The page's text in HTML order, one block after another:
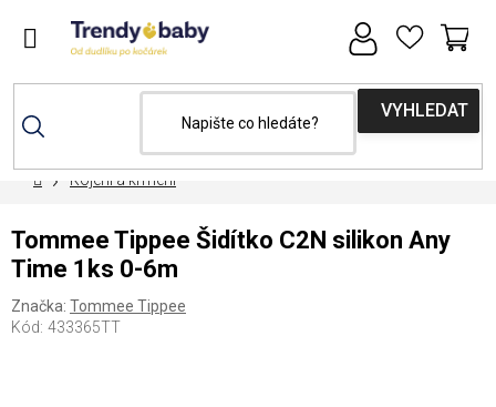
DomůKojení a krmení
Tommee Tippee Šidítko C2N silikon Any
Time 1ks 0-6m
Značka: Tommee Tippee
Kód: 433365TT